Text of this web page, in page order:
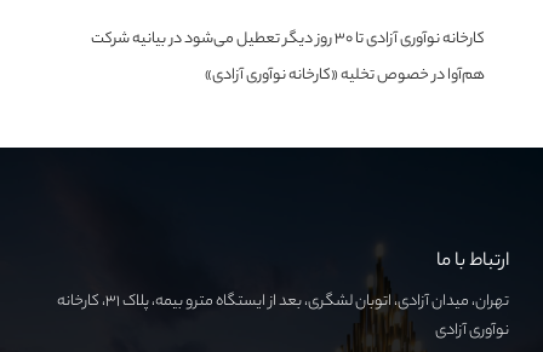
کارخانه نوآوری آزادی تا ۳۰ روز دیگر تعطیل می‌شود دربیانیه شرکت
هم‌آوا در خصوص تخلیه «کارخانه نوآوری آزادی»
ارتباط با ما
تهران، میدان آزادی، اتوبان لشگری، بعد از ایستگاه مترو بیمه، پلاک ۳۱، کارخانه
نوآوری آزادی